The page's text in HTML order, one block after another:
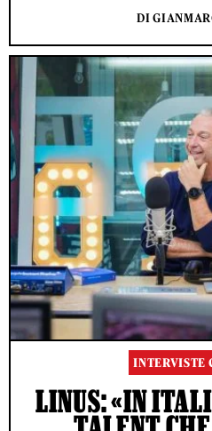
DI
INTERVISTE
LINUS: «IN